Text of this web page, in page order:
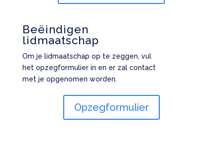
Beëindigen
lidmaatschap
Om je lidmaatschap op te zeggen, vul
het opzegformulier in en er zal contact
met je opgenomen worden.
Opzegformulier